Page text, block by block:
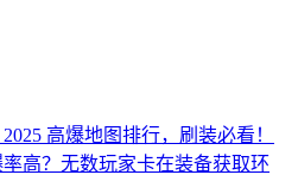
高爆地图排行，刷装必看！
高？无数玩家卡在装备获取环